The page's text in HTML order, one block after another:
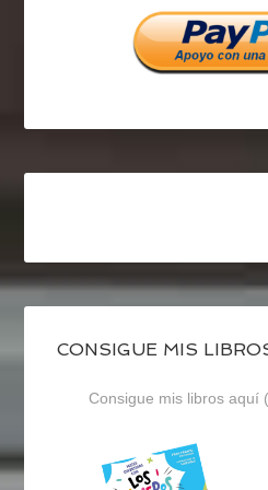
CONSIGUE MIS
Consigue mis libros aquí